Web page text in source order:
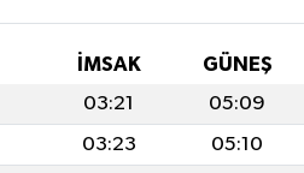
İMSAK GÜNEŞ
03:21 05:09
03:23 05:10